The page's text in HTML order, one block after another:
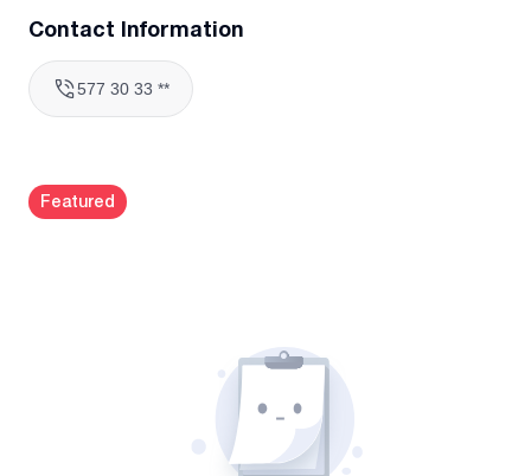
რატომ უნდა აგვირჩიოთ
მეტი ვიდრე 5 წლიანი გამოცდილება გათბობის
მონტაჟში
მხოლოდ სერტიფიცირებული და გამოცდილი
გამოყენება
სერვისი ხელმისაწვდომია თბილისში ადგილზე ვიზიტით
შეთანხმებული ფორმატით.
დაგეგმეთ თქვენი გათბობის სისტემების სერვისის
Contact Information
577 30 33 **
Featured